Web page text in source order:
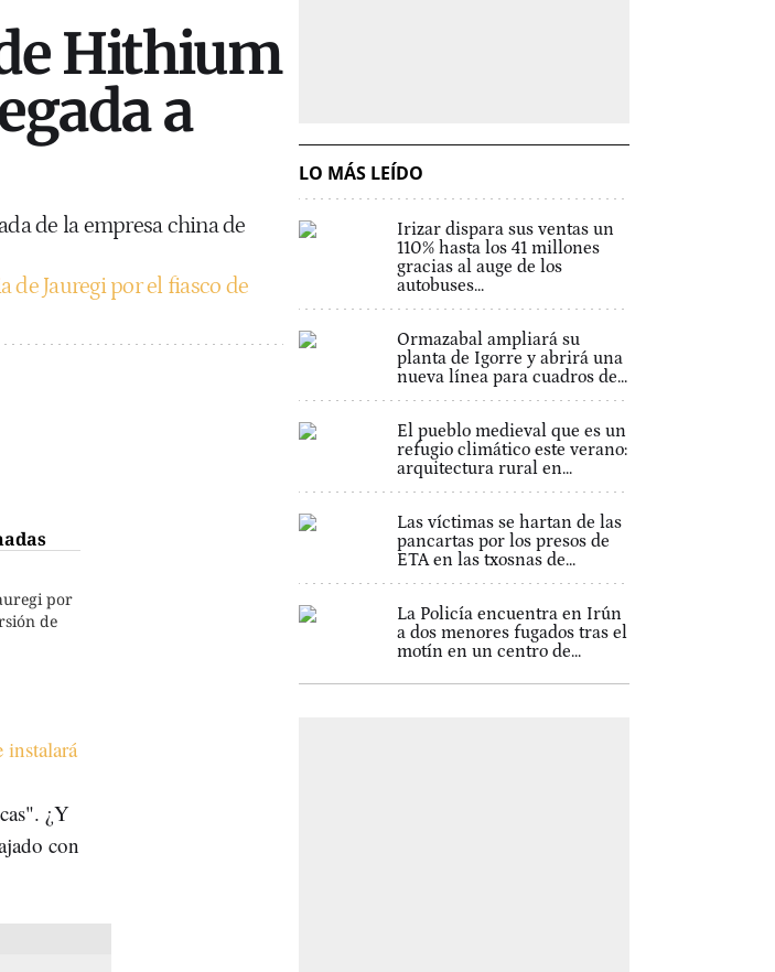
Hithium
a
de la empresa china de
de Jauregi por el fiasco de
por
de
¿Y
con
LO MÁS LEÍDO
Irizar dispara sus ventas un
110% hasta los 41 millones
gracias al auge de los
autobuses...
Ormazabal ampliará su
planta de Igorre y abrirá una
nueva línea para cuadros de...
El pueblo medieval que es un
refugio climático este verano:
arquitectura rural en...
Las víctimas se hartan de las
pancartas por los presos de
ETA en las txosnas de...
La Policía encuentra en Irún
a dos menores fugados tras el
motín en un centro de...